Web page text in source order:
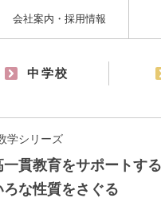
会社案内・採用情報
中学校
学シリーズ
貫教育をサポート
ろな性質をさぐる